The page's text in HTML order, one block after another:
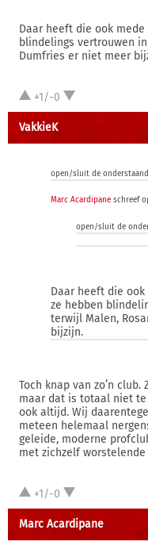
Daar heeft die ook
blindelings vertrouwen
Dumfries er niet meer
+1/-0
VakkieK
open/sluit de
Marc Acardipane schreef
open/sluit de
Daar heeft die
ze hebben
terwijl Malen,
bijzijn.
Toch knap van zo’n
maar dat is totaal niet
ook altijd. Wij
meteen helemaal
geleide, moderne
met zichzelf
+1/-0
Marc Acardipane